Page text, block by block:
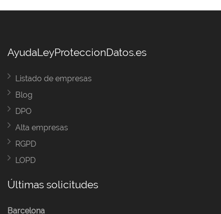
AyudaLeyProteccionDatos.es
Listado de empresas
Blog
DPO
Alta empresas
RGPD
LOPD
Últimas solicitudes
Barcelona